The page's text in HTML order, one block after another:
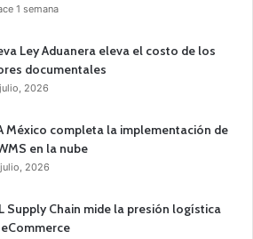
1 semana
Ley Aduanera eleva el costo de los
documentales
2026
México completa la implementación de
en la nube
2026
Supply Chain mide la presión logística